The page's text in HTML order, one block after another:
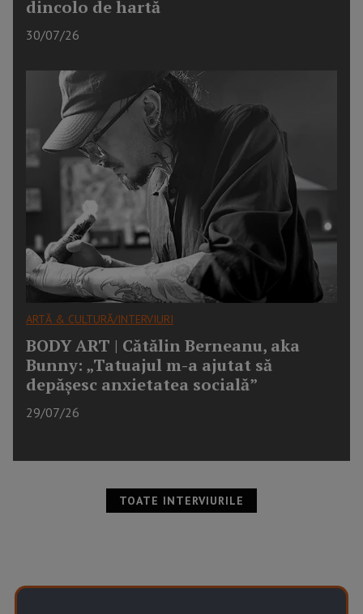
dincolo de hartă
30/07/26
ARTĂ & CULTURĂ/INTERVIURI
BODY ART | Cătălin Berneanu, aka
Bunny: „Tatuajul m-a ajutat să
depășesc anxietatea socială”
29/07/26
TOATE INTERVIURILE